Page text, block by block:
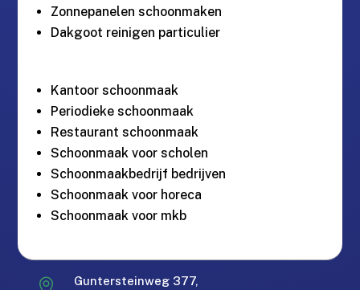
Zonnepanelen schoonmaken
Dakgoot reinigen particulier
Kantoor schoonmaak
Periodieke schoonmaak
Restaurant schoonmaak
Schoonmaak voor scholen
Schoonmaakbedrijf bedrijven
Schoonmaak voor horeca
Schoonmaak voor mkb
Guntersteinweg 377,
Gratis offerte in 24 uur.